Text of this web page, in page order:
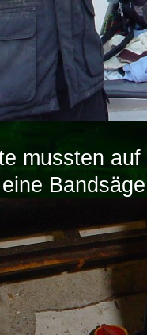
mussten
eine